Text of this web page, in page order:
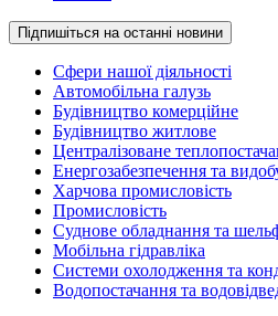
Підпишіться на останні новини
Сфери нашої діяльності
Автомобільна галузь
Будівництво комерційне
Будівництво житлове
Централізоване
Енергозабезпечення та
Харчова промисловість
Промисловість
Суднове обладнання та
Мобільна гідравліка
Системи охолодження та
Водопостачання та